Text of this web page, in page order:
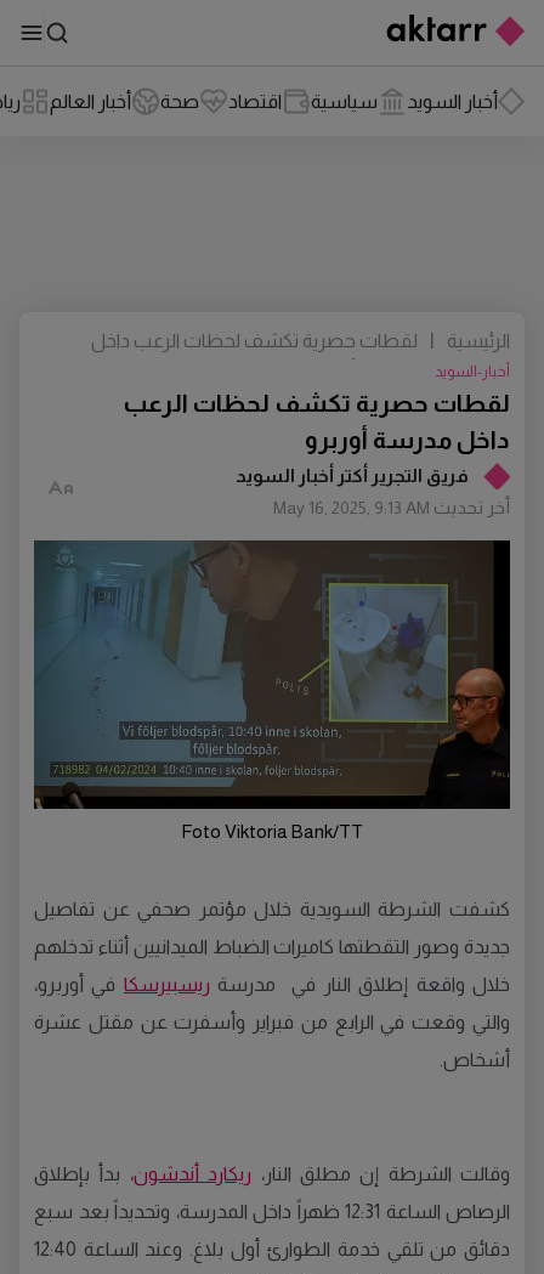
أخبار السويد سياسية اقتصاد صحة أخبار العالم
فريق التجرير أكتر أخبار السويد
أخر تحديث May 16, 2025, 9:13 AM
لقطات حصرية تكشف لحظات الرعب
داخل مدرسة أوربرو
أخبار-السويد
الرئيسية |
لقطات حصرية تكشف لحظات الرعب داخل
Foto Viktoria Bank/TT
كشفت الشرطة السويدية خلال مؤتمر صحفي عن تفاصيل
جديدة وصور التقطتها كاميرات الضباط الميدانيين أثناء تدخلهم
خلال واقعة إطلاق النار في مدرسة ريسبيرسكا في أوربرو،
والتي وقعت في الرابع من فبراير وأسفرت عن مقتل عشرة
أشخاص.
وقالت الشرطة إن مطلق النار، ريكارد أندشون، بدأ بإطلاق
الرصاص الساعة 12:31 ظهراً داخل المدرسة، وتحديداً بعد سبع
دقائق من تلقي خدمة الطوارئ أول بلاغ. وعند الساعة 12:40